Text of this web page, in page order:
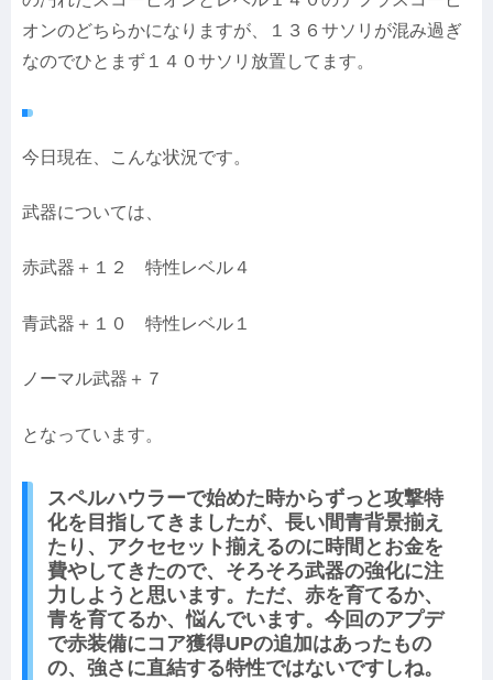
オンのどちらかになりますが、１３６サソリが混み過ぎ
なのでひとまず１４０サソリ放置してます。
今日現在、こんな状況です。
武器については、
赤武器＋１２ 特性レベル４
青武器＋１０ 特性レベル１
ノーマル武器＋７
となっています。
スペルハウラーで始めた時からずっと攻撃特
化を目指してきましたが、長い間青背景揃え
たり、アクセセット揃えるのに時間とお金を
費やしてきたので、そろそろ武器の強化に注
力しようと思います。ただ、赤を育てるか、
青を育てるか、悩んでいます。今回のアプデ
で赤装備にコア獲得UPの追加はあったもの
の、強さに直結する特性ではないですしね。